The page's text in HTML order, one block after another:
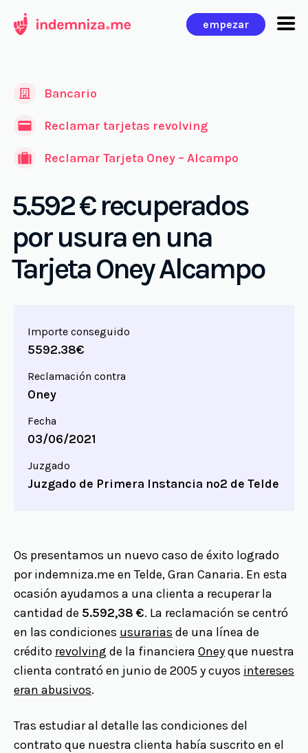
empezar
Bancario
Reclamar tarjetas revolving
Reclamar Tarjeta Oney – Alcampo
5.592 € recuperados
por usura en una
Tarjeta Oney Alcampo
Importe conseguido
5592.38€
Reclamación contra
Oney
Fecha
03/06/2021
Juzgado
Juzgado de Primera Instancia nº2 de Telde
Os presentamos un nuevo caso de éxito logrado
por indemniza.me en Telde, Gran Canaria. En esta
ocasión ayudamos a una clienta a recuperar la
cantidad de 5.592,38 €. La reclamación se centró
en las condiciones usurarias de una línea de
crédito revolving de la financiera Oneyque nuestra
clienta contrató en junio de 2005 y cuyos intereses
eran abusivos.
Tras estudiar al detalle las condiciones del
contrato que nuestra clienta había suscrito en el